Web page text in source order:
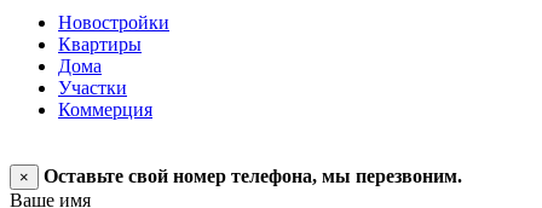
Новостройки
Квартиры
Дома
Участки
Коммерция
×
Оставьте свой номер телефона, мы перезвоним.
Ваше имя